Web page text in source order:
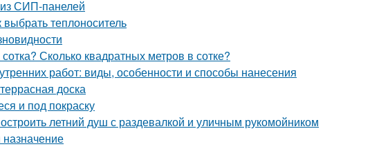
СИП-панелей
теплоноситель
Сколько квадратных метров в сотке?
работ: виды, особенности и способы нанесения
доска
и под покраску
летний душ с раздевалкой и уличным рукомойником